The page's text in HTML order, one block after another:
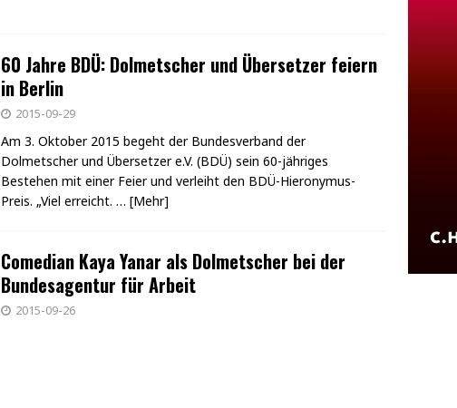
60 Jahre BDÜ: Dolmetscher und Übersetzer feiern
in Berlin
2015-09-29
Am 3. Oktober 2015 begeht der Bundesverband der
Dolmetscher und Übersetzer e.V. (BDÜ) sein 60-jähriges
Bestehen mit einer Feier und verleiht den BDÜ-Hieronymus-
Preis. „Viel erreicht. … [Mehr]
Comedian Kaya Yanar als Dolmetscher bei der
Bundesagentur für Arbeit
2015-09-26